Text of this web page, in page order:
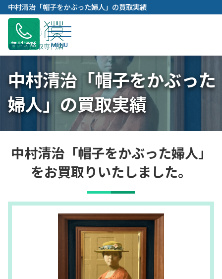
内
容
キ
ッ
プ
中村清治「帽子をかぶった婦人」の買取実績
無料通話
中村清治「帽子をかぶった
婦人」の買取実績
中村清治「帽子をかぶった婦人」
をお買取りいたしました。